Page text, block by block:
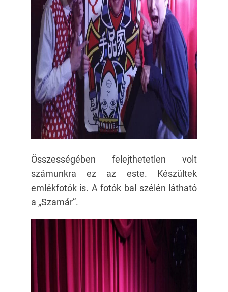
Összességében felejthetetlen volt
számunkra ez az este. Készültek
emlékfotók is. A fotók bal szélén látható
a „Szamár”.